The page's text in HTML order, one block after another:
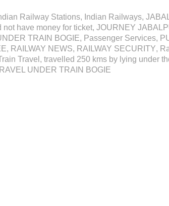
Railway Stations, Indian Railways,
have money for ticket, JOURNEY
TRAIN BOGIE, Passenger Services,
, RAILWAY NEWS, RAILWAY SECURITY,
Travel , travelled 250 kms by lying under
UNDER TRAIN BOGIE